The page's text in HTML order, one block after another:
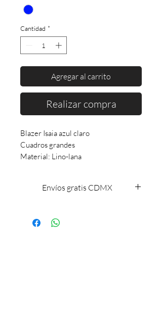
Cantidad *
Agregar al carrito
Realizar compra
Blazer Isaia azul claro
Cuadros grandes
Material: Lino-lana
Envíos gratis CDMX